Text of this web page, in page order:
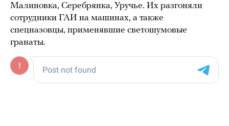
Малиновка, Серебрянка, Уручье. Их разгоняли
сотрудники ГАИ на машинах, а также
спецназовцы, применявшие светошумовые
гранаты.